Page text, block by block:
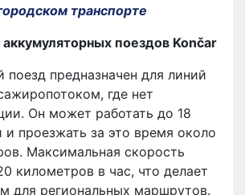
транспорте
поездов Končar
поезд предназначен для линий
где нет
Он может работать до 18
и проезжать за это время около
Максимальная скорость
километров в час, что делает
для региональных маршрутов.